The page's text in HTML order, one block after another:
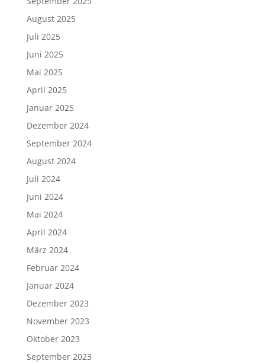
August 2025
Juli 2025
Juni 2025
Mai 2025
April 2025
Januar 2025
Dezember 2024
September 2024
August 2024
Juli 2024
Juni 2024
Mai 2024
April 2024
März 2024
Februar 2024
Januar 2024
Dezember 2023
November 2023
Oktober 2023
September 2023